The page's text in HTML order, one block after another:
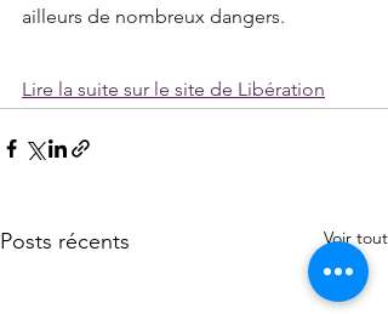
ailleurs de nombreux dangers.
Lire la suite sur le site de Libération
Posts récents Voir tout